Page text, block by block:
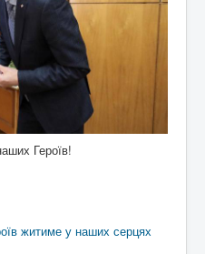
Героїв!
житиме у наших серцях